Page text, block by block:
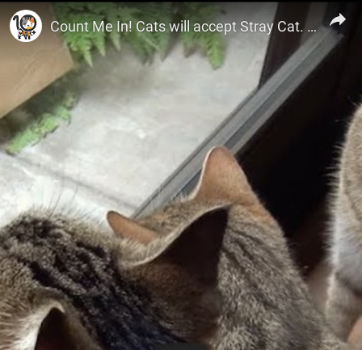
10 Cats.ᐩ Count Me In! Cats will accept Stray Cat. 仲間に入れて! 野良猫を受け入れる猫たち